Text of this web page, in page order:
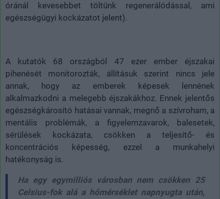
óránál kevesebbet töltünk regenerálódással, ami
egészségügyi kockázatot jelent).
A kutatók 68 országból 47 ezer ember éjszakai
pihenését monitorozták, állításuk szerint nincs jele
annak, hogy az emberek képesek lennének
alkalmazkodni a melegebb éjszakákhoz. Ennek jelentős
egészségkárosító hatásai vannak, megnő a szívroham, a
mentális problémák, a figyelemzavarok, balesetek,
sérülések kockázata, csökken a teljesítő- és
koncentrációs képesség, ezzel a munkahelyi
hatékonyság is.
Ha egy egymilliós városban nem csökken 25
Celsius-fok alá a hőmérséklet napnyugta után,